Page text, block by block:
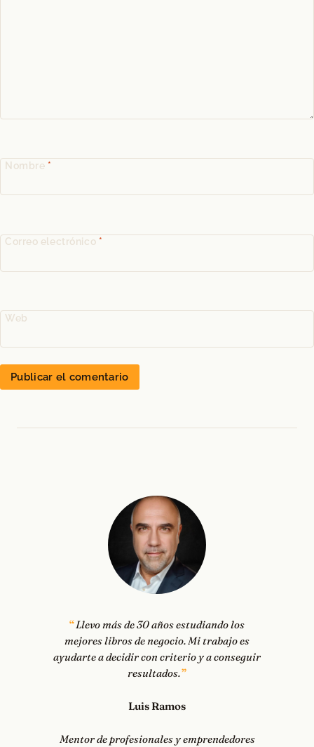
Nombre *
Correo electrónico *
Web
Llevo más de 30 años estudiando los
mejores libros de negocio. Mi trabajo es
ayudarte a decidir con criterio y a conseguir
resultados.
Luis Ramos
Mentor de profesionales y emprendedores